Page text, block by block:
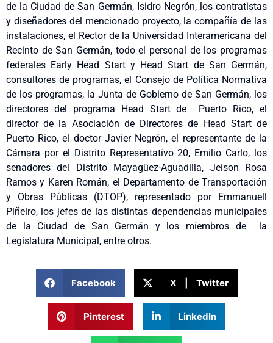
de la Ciudad de San Germán, Isidro Negrón, los contratistas
y diseñadores del mencionado proyecto, la compañía de las
instalaciones, el Rector de la Universidad Interamericana del
Recinto de San Germán, todo el personal de los programas
federales Early Head Start y Head Start de San Germán,
consultores de programas, el Consejo de Política Normativa
de los programas, la Junta de Gobierno de San Germán, los
directores del programa Head Start de Puerto Rico, el
director de la Asociación de Directores de Head Start de
Puerto Rico, el doctor Javier Negrón, el representante de la
Cámara por el Distrito Representativo 20, Emilio Carlo, los
senadores del Distrito Mayagüez-Aguadilla, Jeison Rosa
Ramos y Karen Román, el Departamento de Transportación
y Obras Públicas (DTOP), representado por Emmanuell
Piñeiro, los jefes de las distintas dependencias municipales
de la Ciudad de San Germán y los miembros de la
Legislatura Municipal, entre otros.
Facebook X | Twitter
Pinterest LinkedIn